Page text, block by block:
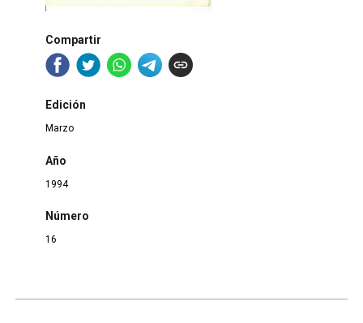
Compartir
Edición
Marzo
Año
1994
Número
16